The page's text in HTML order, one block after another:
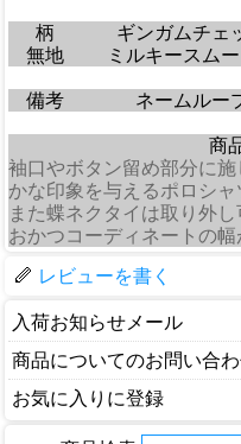
柄 ギンガムチェ
無地
ミルキースム
備考 ネームルー
商
袖口やボタン留め部分に
かな印象を与えるポロシ
また蝶ネクタイは取り外
おかつコーディネートの幅
レビューを書く
入荷お知らせメール
商品についてのお問い合
お気に入りに登録